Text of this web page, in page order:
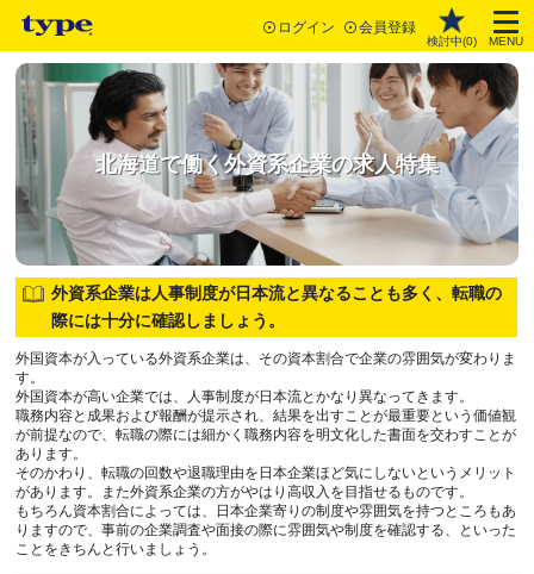
ログイン 会員登録
検討中(0) MENU
北海道で働く外資系企業の求人特集
外資系企業は人事制度が日本流と異なることも多く、転職の
際には十分に確認しましょう。
外国資本が入っている外資系企業は、その資本割合で企業の雰囲気が変わりま
す。
外国資本が高い企業では、人事制度が日本流とかなり異なってきます。
職務内容と成果および報酬が提示され、結果を出すことが最重要という価値観
が前提なので、転職の際には細かく職務内容を明文化した書面を交わすことが
あります。
そのかわり、転職の回数や退職理由を日本企業ほど気にしないというメリット
があります。また外資系企業の方がやはり高収入を目指せるものです。
もちろん資本割合によっては、日本企業寄りの制度や雰囲気を持つところもあ
りますので、事前の企業調査や面接の際に雰囲気や制度を確認する、といった
ことをきちんと行いましょう。